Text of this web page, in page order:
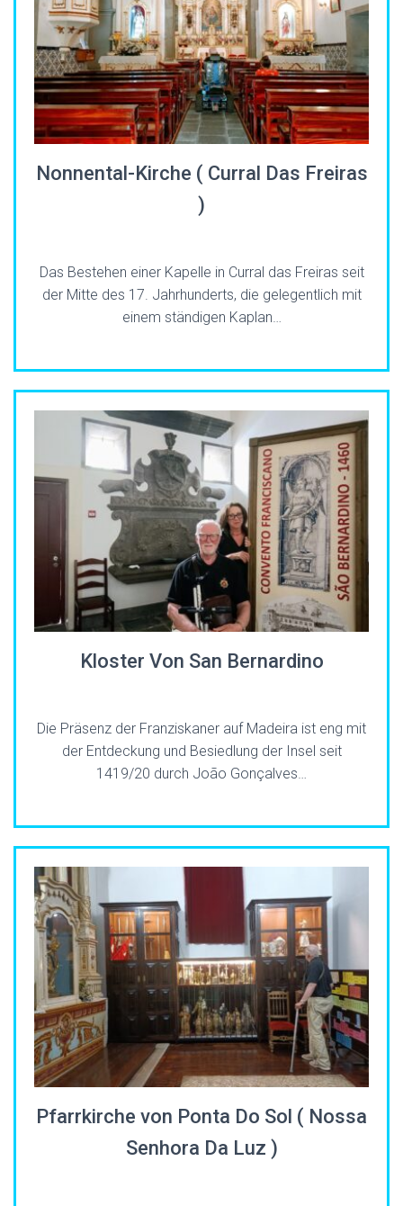
Nonnental-Kirche ( Curral Das Freiras
)
Das Bestehen einer Kapelle in Curral das Freiras seit
der Mitte des 17. Jahrhunderts, die gelegentlich mit
einem ständigen Kaplan…
Kloster Von San Bernardino
Die Präsenz der Franziskaner auf Madeira ist eng mit
der Entdeckung und Besiedlung der Insel seit
1419/20 durch João Gonçalves…
Pfarrkirche von Ponta Do Sol ( Nossa
Senhora Da Luz )